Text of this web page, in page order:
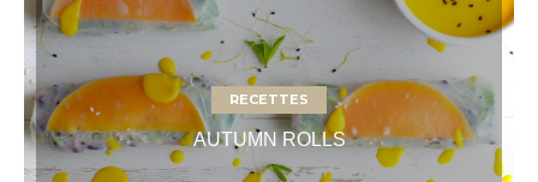
RECETTES
AUTUMN ROLLS